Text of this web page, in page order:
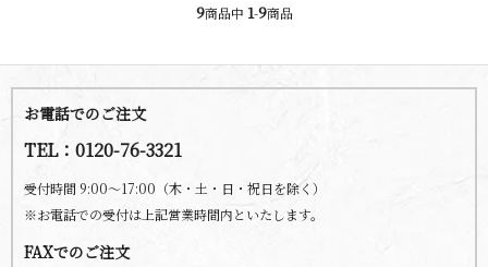
9商品中 1-9商品
お電話でのご注文
TEL：0120-76-3321
受付時間 9:00～17:00（木・土・日・祝日を除く）
※お電話での受付は上記営業時間内といたします。
FAXでのご注文